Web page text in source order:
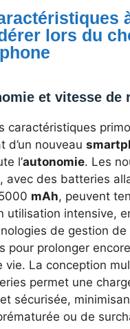
lors du
et vitesse de
caractéristiques
d’un nouveau
l’autonomie. Les
avec des batteries
mAh, peuvent
utilisation intensive,
de gestion de
pour prolonger
vie. La conception
permet une
sécurisée,
ou de